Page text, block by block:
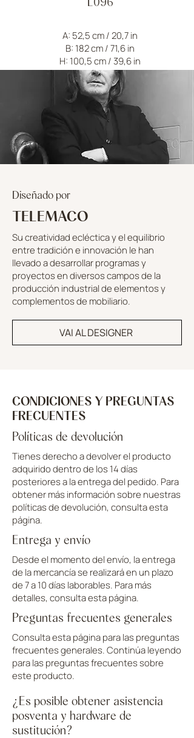
A: 52,5 cm / 20,7 in
B: 182 cm / 71,6 in
H: 100,5 cm / 39,6 in
Diseñado por
TELEMACO
Su creatividad ecléctica y el equilibrio
entre tradición e innovación le han
llevado a desarrollar programas y
proyectos en diversos campos de la
producción industrial de elementos y
complementos de mobiliario.
VAI AL DESIGNER
CONDICIONES Y PREGUNTAS
FRECUENTES
Políticas de devolución
Tienes derecho a devolver el producto
adquirido dentro de los 14 días
posteriores a la entrega del pedido. Para
obtener más información sobre nuestras
políticas de devolución, consulta esta
página.
Entrega y envío
Desde el momento del envío, la entrega
de la mercancía se realizará en un plazo
de 7 a 10 días laborables. Para más
detalles, consulta esta página.
Preguntas frecuentes generales
Consulta esta página para las preguntas
frecuentes generales. Continúa leyendo
para las preguntas frecuentes sobre
este producto.
¿Es posible obtener asistencia
posventa y hardware de
sustitución?